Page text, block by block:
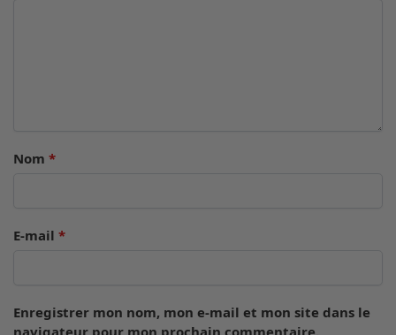
Nom *
E-mail *
Enregistrer mon nom, mon e-mail et mon site dans le